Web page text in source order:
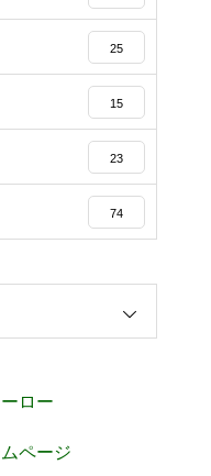
25
15
23
74
ロー
ページ